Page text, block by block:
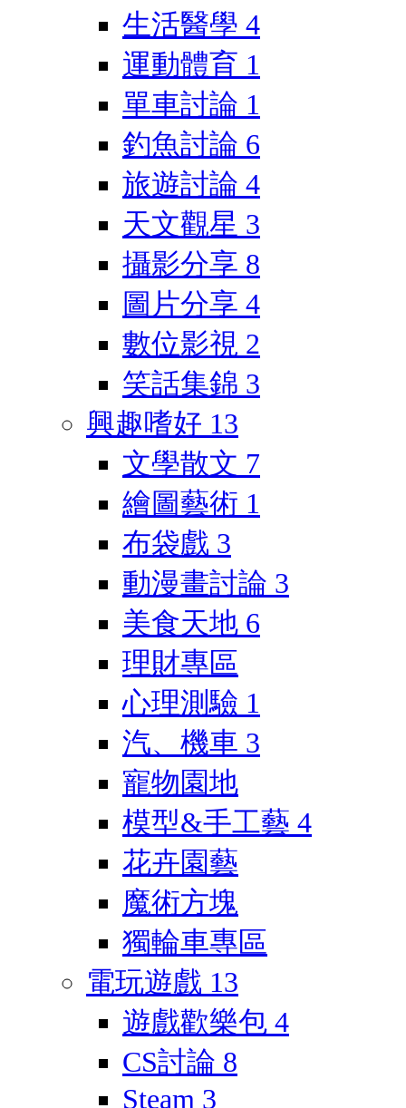
生活醫學 4
運動體育 1
單車討論 1
釣魚討論 6
旅遊討論 4
天文觀星 3
攝影分享 8
圖片分享 4
數位影視 2
笑話集錦 3
興趣嗜好 13
文學散文 7
繪圖藝術 1
布袋戲 3
動漫畫討論 3
美食天地 6
理財專區
心理測驗 1
汽、機車 3
寵物園地
模型&手工藝 4
花卉園藝
魔術方塊
獨輪車專區
電玩遊戲 13
遊戲歡樂包 4
CS討論 8
Steam 3